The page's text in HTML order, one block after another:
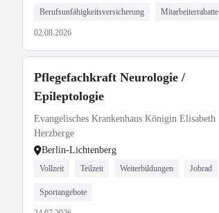
Berufsunfähigkeitsversicherung Mitarbeiterrabatte
02.08.2026
Pflegefachkraft Neurologie /
Epileptologie
Evangelisches Krankenhaus Königin Elisabeth
Herzberge
Berlin-Lichtenberg
Vollzeit Teilzeit Weiterbildungen Jobrad
Sportangebote